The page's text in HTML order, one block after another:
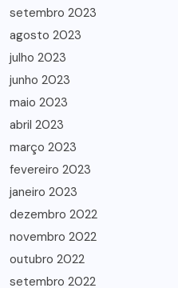
setembro 2023
agosto 2023
julho 2023
junho 2023
maio 2023
abril 2023
março 2023
fevereiro 2023
janeiro 2023
dezembro 2022
novembro 2022
outubro 2022
setembro 2022